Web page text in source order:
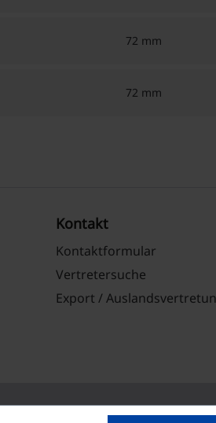
72 mm
72 mm
Kontakt
Kontaktformular
Vertretersuche
Export /